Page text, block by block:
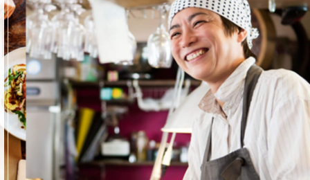
集客・業務支援
グの集客サービスと業務支援サービスで店舗経営の課題解決を支援します。